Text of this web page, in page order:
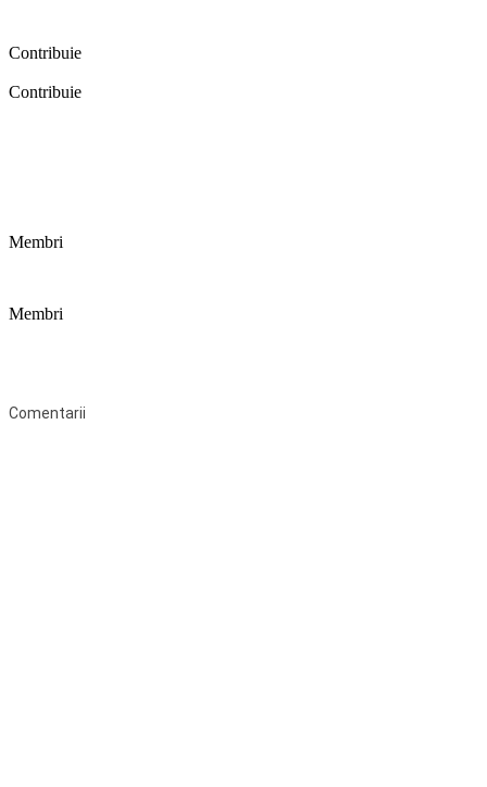
Contribuie
Contribuie
Membri
Membri
Comentarii